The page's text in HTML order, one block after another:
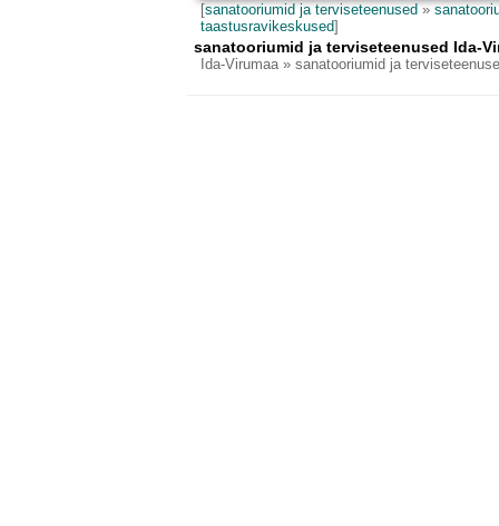
[sanatooriumid ja terviseteenused»
taastusravikeskused]
sanatooriumid ja terviseteenused Ida-
Ida-Virumaa» sanatooriumid ja